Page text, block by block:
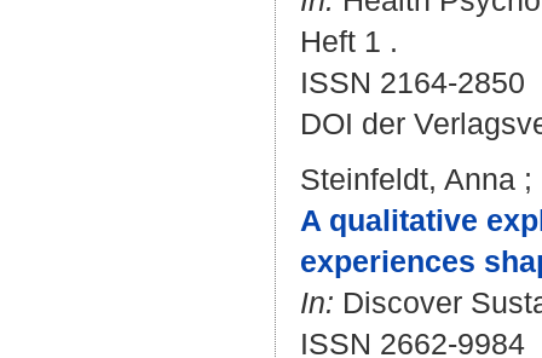
Heft 1 .
ISSN 2164-2850
DOI der
Steinfeldt, Anna ;
A qualitative
experiences
In: Discover
ISSN 2662-9984